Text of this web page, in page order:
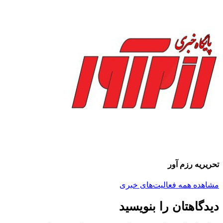
تحریریه رزم آور
مشاهده همه فعالیت‌های خبری
دیدگاهتان را بنویسید